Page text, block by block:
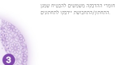
חומרי ההדבקה משמשים להבטיח שמגן
התחתון/התחבושת יידבקו לתחתונים.